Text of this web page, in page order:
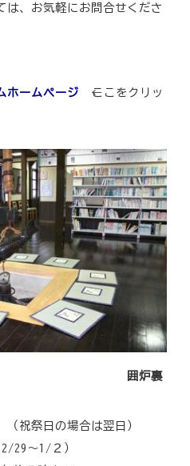
は、お気軽にお問合せくださ
ホームページ
←ここをクリッ
囲炉裏
祭日の場合は翌日）
1/２）